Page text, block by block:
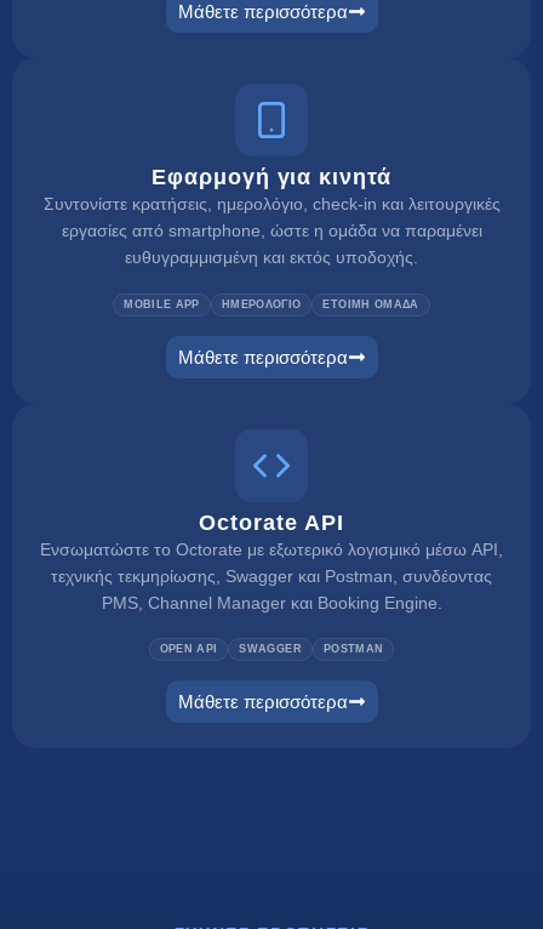
Μάθετε περισσότερα
dynamic pricing
Εφαρμογή για κινητά
Συντονίστε κρατήσεις, ημερολόγιο, check-in και λειτουργικές
εργασίες από smartphone, ώστε η ομάδα να παραμένει
ευθυγραμμισμένη και εκτός υποδοχής.
MOBILE APP ΗΜΕΡΟΛΟΓΙΟ ΕΤΟΙΜΗ ΟΜΑΔΑ
Μάθετε περισσότερα
mobile app
Octorate API
Ενσωματώστε το Octorate με εξωτερικό λογισμικό μέσω API,
τεχνικής τεκμηρίωσης, Swagger και Postman, συνδέοντας
PMS, Channel Manager και Booking Engine.
OPEN API SWAGGER POSTMAN
Μάθετε περισσότερα
connect